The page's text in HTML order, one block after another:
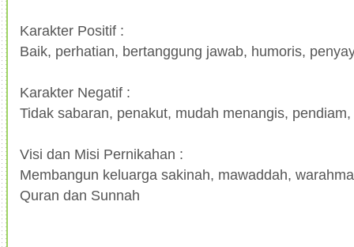
Karakter Positif :
Baik, perhatian, bertanggung jawab, humoris,
Karakter Negatif :
Tidak sabaran, penakut, mudah menangis,
Visi dan Misi Pernikahan :
Membangun keluarga sakinah, mawaddah,
Quran dan Sunnah